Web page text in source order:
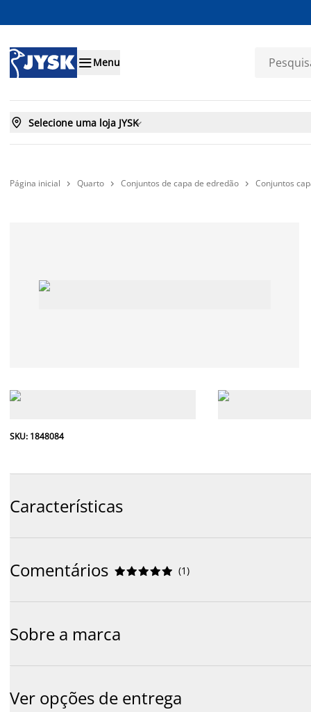
Menu
 Selecione uma loja JYSK
Página inicial  Quarto  Conjuntos de capa de edredão  Conjuntos
SKU: 1848084
Características
Comentários 




 (1)
Sobre a marca
Ver opções de entrega